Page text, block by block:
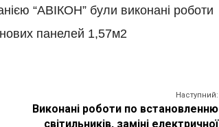
“АВІКОН” були виконані роботи
панелей 1,57м2
Наступний:
Виконані роботи по встановленню
світильників, заміні електричної